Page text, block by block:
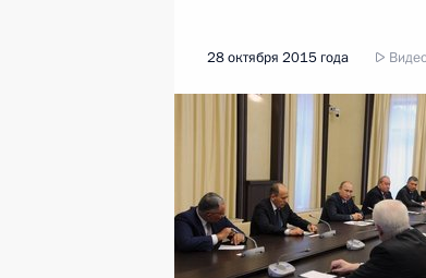
28 октября 2015 года